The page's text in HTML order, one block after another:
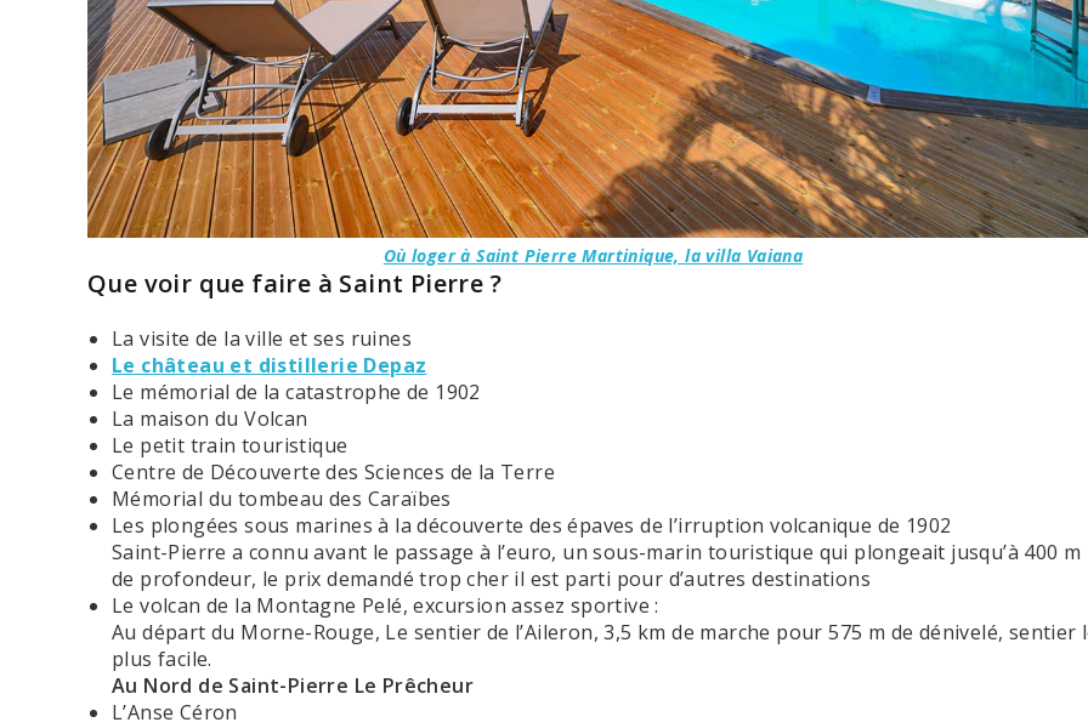
Où loger à Saint Pierre Martinique, la villa Vaiana
Que voir que faire à Saint Pierre ?
La visite de la ville et ses ruines
Le château et distillerie Depaz
Le mémorial de la catastrophe de 1902
La maison du Volcan
Le petit train touristique
Centre de Découverte des Sciences de la Terre
Mémorial du tombeau des Caraïbes
Les plongées sous marines à la découverte des épaves de l’irruption volcanique de 1902
Saint-Pierre a connu avant le passage à l’euro, un sous-marin touristique qui plongeait jusqu’à 400 m
de profondeur, le prix demandé trop cher il est parti pour d’autres destinations
Le volcan de la Montagne Pelé, excursion assez sportive :
Au départ du Morne-Rouge, Le sentier de l’Aileron, 3,5 km de marche pour 575 m de dénivelé, sentier
plus facile.
Au Nord de Saint-Pierre Le Prêcheur
L’Anse Céron